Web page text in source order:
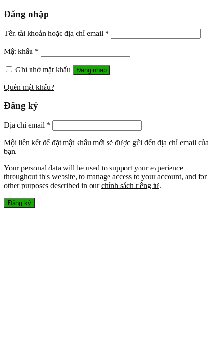
Đăng nhập
Tên tài khoản hoặc địa chỉ email *
Mật khẩu *
Ghi nhớ mật khẩu Đăng nhập
Quên mật khẩu?
Đăng ký
Địa chỉ email *
Một liên kết để đặt mật khẩu mới sẽ được gửi đến địa chỉ email của
bạn.
Your personal data will be used to support your experience
throughout this website, to manage access to your account, and for
other purposes described in ourchính sách riêng tư.
Đăng ký